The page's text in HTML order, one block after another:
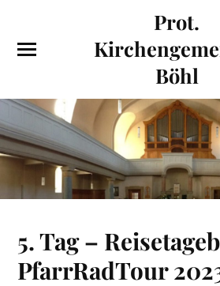
Prot.
Böhl
5. Tag –
PfarrRadTour